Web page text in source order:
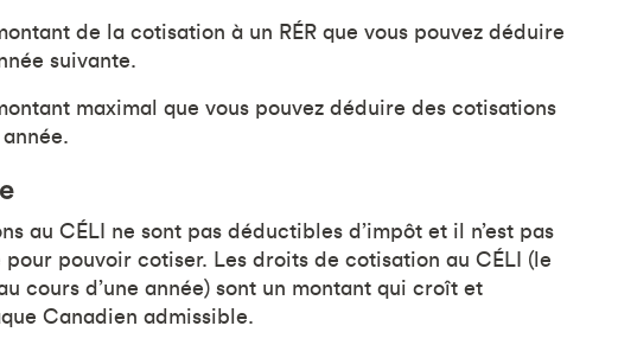
de la cotisation à un RÉR que vous pouvez déduire
suivante.
maximal que vous pouvez déduire des cotisations
au CÉLI ne sont pas déductibles d’impôt et il n’est pas
pour pouvoir cotiser. Les droits de cotisation au CÉLI (le
cours d’une année) sont un montant qui croît et
Canadien admissible.